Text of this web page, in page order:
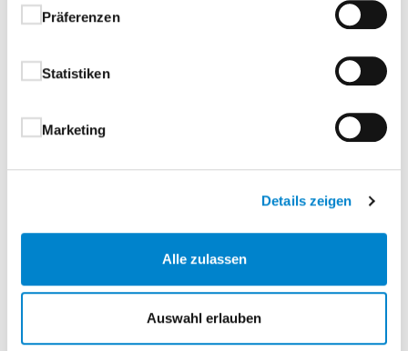
Präferenzen
Statistiken
Marketing
Details zeigen
Alle zulassen
Auswahl erlauben
Vielfältige Modellvarianten – für individuelle
Klassischer Stil modern interpretiert – passend
Harmonische Raumwirkung – durch
Einrichtung
Ideal für stilvolle Innenarchitektur mit
Landhaus – für alle, die Wohnräume mit Charme,